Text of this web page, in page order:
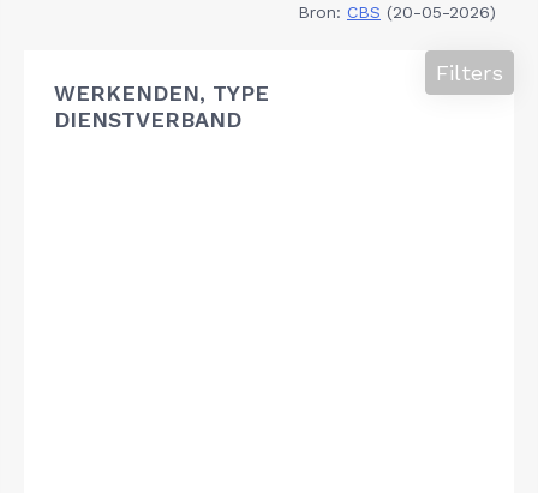
Bron: CBS (20-05-2026)
WERKENDEN, TYPE
DIENSTVERBAND
Filters